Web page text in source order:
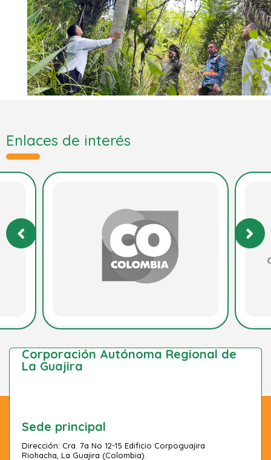
Enlaces de interés
Corporación Autónoma Regional de
La Guajira
Sede principal
Dirección: Cra. 7a No 12-15 Edificio Corpoguajira
Riohacha, La Guajira (Colombia).